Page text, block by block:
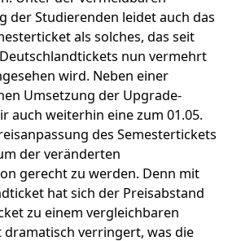
der Studierenden leidet auch das
als solches, das seit
nun vermehrt
wird. Neben einer
Umsetzung der Upgrade-
auch weiterhin eine zum 01.05.
des Semestertickets
der veränderten
gerecht zu werden. Denn mit
hat sich der Preisabstand
zu einem vergleichbaren
dramatisch verringert, was die